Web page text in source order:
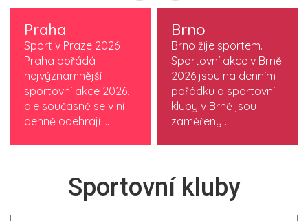
Praha
Sport v Praze 2026
Praha pořádá
nejvýznamnější
sportovní akce 2026,
ale současně se v ní
denně odehrají ...
Brno
Brno žije sportem.
Sportovní akce v Brně
2026 jsou na denním
pořádku a sportovní
kluby v Brně jsou
zaměřeny ...
Sportovní kluby